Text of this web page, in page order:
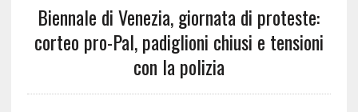
Biennale di Venezia, giornata di proteste:
corteo pro-Pal, padiglioni chiusi e tensioni
con la polizia